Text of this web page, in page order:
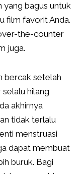
yang bagus untuk
film favorit Anda.
the-counter
juga.
bercak setelah
hilang
akhirnya
tidak terlalu
menstruasi
dapat membuat
buruk. Bagi